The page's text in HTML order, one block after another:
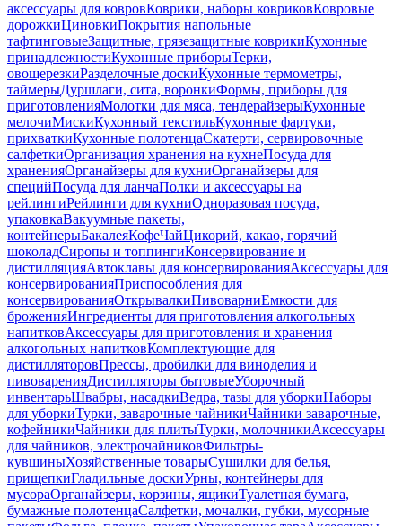
аксессуары для ковровКоврики, наборы ковриковКовровые
дорожкиЦиновкиПокрытия напольные
тафтинговыеЗащитные, грязезащитные коврикиКухонные
принадлежностиКухонные приборыТерки,
овощерезкиРазделочные доскиКухонные термометры,
таймерыДуршлаги, сита, воронкиФормы, приборы для
приготовленияМолотки для мяса, тендерайзерыКухонные
мелочиМискиКухонный текстильКухонные фартуки,
прихваткиКухонные полотенцаСкатерти, сервировочные
салфеткиОрганизация хранения на кухнеПосуда для
храненияОрганайзеры для кухниОрганайзеры для
специйПосуда для ланчаПолки и аксессуары на
рейлингиРейлинги для кухниОдноразовая посуда,
упаковкаВакуумные пакеты,
контейнерыБакалеяКофеЧайЦикорий, какао, горячий
шоколадСиропы и топпингиКонсервирование и
дистилляцияАвтоклавы для консервированияАксессуары для
консервированияПриспособления для
консервированияОткрывалкиПивоварниЕмкости для
броженияИнгредиенты для приготовления алкогольных
напитковАксессуары для приготовления и хранения
алкогольных напитковКомплектующие для
дистилляторовПрессы, дробилки для виноделия и
пивоваренияДистилляторы бытовыеУборочный
инвентарьШвабры, насадкиВедра, тазы для уборкиНаборы
для уборкиТурки, заварочные чайникиЧайники заварочные,
кофейникиЧайники для плитыТурки, молочникиАксессуары
для чайников, электрочайниковФильтры-
кувшиныХозяйственные товарыСушилки для белья,
прищепкиГладильные доскиУрны, контейнеры для
мусораОрганайзеры, корзины, ящикиТуалетная бумага,
бумажные полотенцаСалфетки, мочалки, губки, мусорные